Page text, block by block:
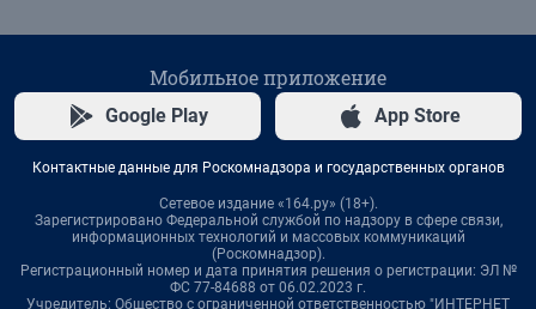
Мобильное приложение
Google Play App Store
Контактные данные для Роскомнадзора и государственных органов
Сетевое издание «164.ру» (18+).
Зарегистрировано Федеральной службой по надзору в сфере связи,
информационных технологий и массовых коммуникаций
(Роскомнадзор).
Регистрационный номер и дата принятия решения о регистрации: ЭЛ №
ФС 77-84688 от 06.02.2023 г.
Учредитель: Общество с ограниченной ответственностью "ИНТЕРНЕТ